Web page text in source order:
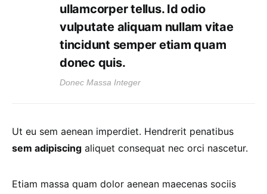
ullamcorper tellus. Id odio
vulputate aliquam nullam vitae
tincidunt semper etiam quam
donec quis.
Donec Massa Integer
Ut eu sem aenean imperdiet. Hendrerit penatibus
sem adipiscing aliquet consequat nec orci nascetur.
Etiam massa quam dolor aenean maecenas sociis